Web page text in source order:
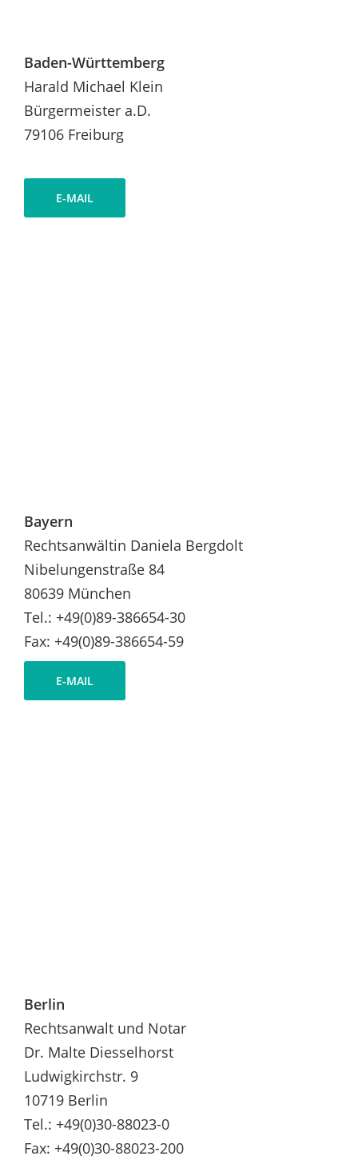
Baden-Württemberg
Harald Michael Klein
Bürgermeister a.D.
79106 Freiburg
E-MAIL
Bayern
Rechtsanwältin Daniela Bergdolt
Nibelungenstraße 84
80639 München
Tel.: +49(0)89-386654-30
Fax: +49(0)89-386654-59
E-MAIL
Berlin
Rechtsanwalt und Notar
Dr. Malte Diesselhorst
Ludwigkirchstr. 9
10719 Berlin
Tel.: +49(0)30-88023-0
Fax: +49(0)30-88023-200